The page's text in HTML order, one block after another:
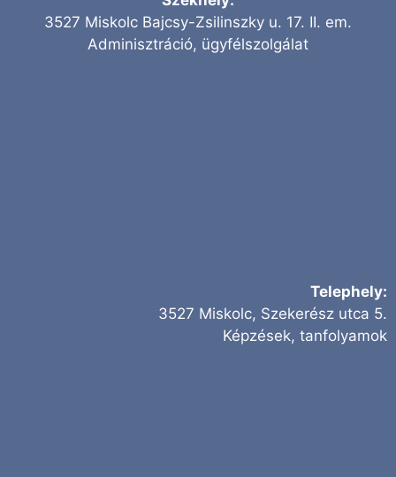
3527 Miskolc Bajcsy-Zsilinszky u. 17. II. em.
Adminisztráció, ügyfélszolgálat
Telephely:
3527 Miskolc, Szekerész utca 5.
Képzések, tanfolyamok